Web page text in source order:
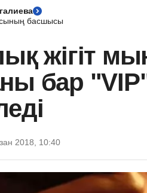
басшысы
жігіт
бар
2018, 10:40